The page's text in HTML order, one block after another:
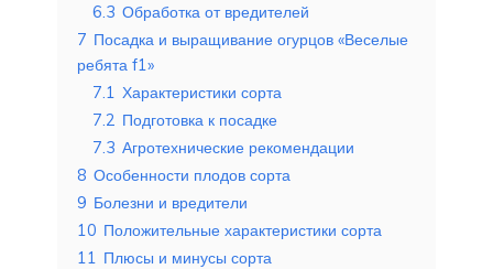
6.3 Обработка от вредителей
7 Посадка и выращивание огурцов «Веселые
ребята f1»
7.1 Характеристики сорта
7.2 Подготовка к посадке
7.3 Агротехнические рекомендации
8 Особенности плодов сорта
9 Болезни и вредители
10 Положительные характеристики сорта
11 Плюсы и минусы сорта